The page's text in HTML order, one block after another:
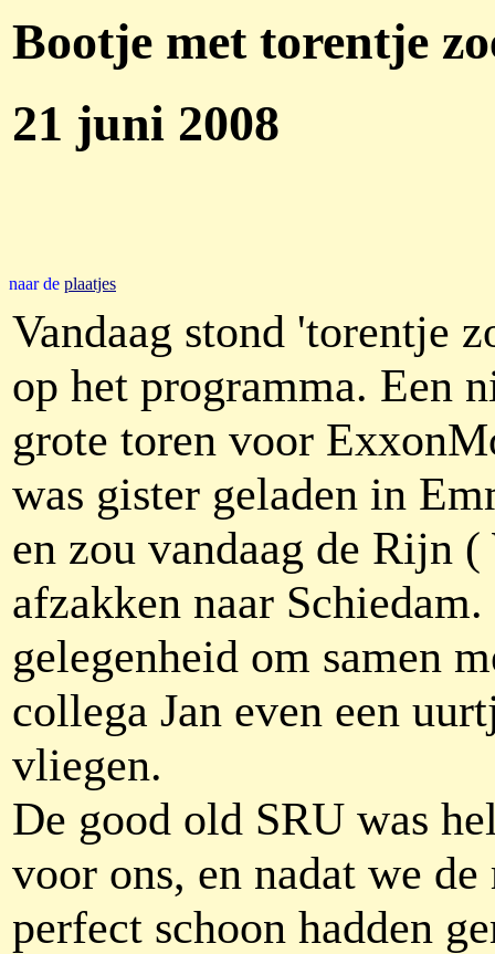
Bootje met torentje
21 juni 2008
naar de plaatjes
Vandaag stond 'torentje
op het programma. Een
grote toren voor
was gister geladen in
en zou vandaag de Rijn (
afzakken naar
gelegenheid om samen
collega Jan even een
vliegen.
De good old SRU was
voor ons, en nadat we de
perfect schoon hadden